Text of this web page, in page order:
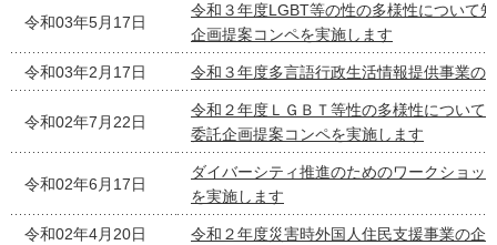
令和03年5月17日
令和３年度LGBT等の性の多様性について
企画提案コンペを実施します
令和03年2月17日 令和３年度多言語行政生活情報提供事業の
令和02年7月22日
令和２年度ＬＧＢＴ等性の多様性について
委託企画提案コンペを実施します
令和02年6月17日
ダイバーシティ推進のためのワークショ
を実施します
令和02年4月20日 令和２年度災害時外国人住民支援事業の企